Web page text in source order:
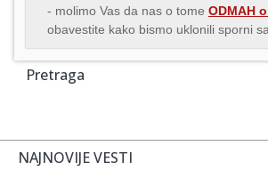
- molimo Vas da nas o tome ODMAH
obavestite kako bismo uklonili sporni
Pretraga
NAJNOVIJE VESTI